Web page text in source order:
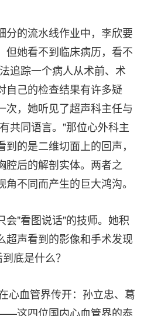
分的流水线作业中，李欣要
但她看不到临床病历，看不
追踪一个病人从术前、术
自己的检查结果有许多疑
次，她听见了超声科主任与
共同语言。"那位心外科主
的是二维切面上的回声，
腔后的解剖实体。两者之
不同而产生的巨大鸿沟。
会"看图说话"的技师。她积
超声看到的影像和手术发现
底是什么？
心血管界传开：孙立忠、葛
这四位国内心血管界的泰